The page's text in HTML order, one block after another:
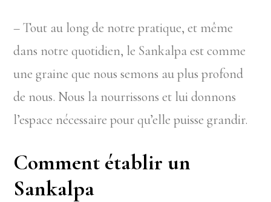
– Tout au long de notre pratique, et même
dans notre quotidien, le Sankalpa est comme
une graine que nous semons au plus profond
de nous. Nous la nourrissons et lui donnons
l’espace nécessaire pour qu’elle puisse grandir.
Comment établir un
Sankalpa